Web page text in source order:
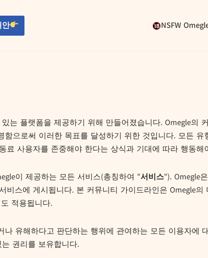
안 NSFW
는 플랫폼을 제공하기 위해 만들어졌습니다. Omegle의
으로써 이러한 목표를 달성하기 위한 것입니다. 모든 유
사용자를 존중해야 한다는 상식과 기대에 따라 행동해
이 제공하는 모든 서비스(총칭하여 "서비스"). Omegle
스에 게시됩니다. 본 커뮤니티 가이드라인은 Omegle의
적용됩니다.
유해하다고 판단하는 행위에 관여하는 모든 이용자에
권리를 보유합니다.